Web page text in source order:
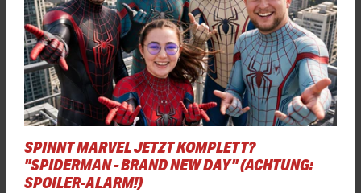
SPINNT MARVEL JETZT KOMPLETT?
"SPIDERMAN - BRAND NEW DAY" (ACHTUNG:
SPOILER-ALARM!)